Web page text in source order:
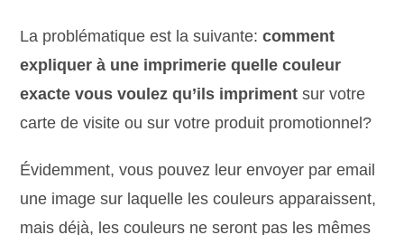
La problématique est la suivante:comment
expliquer à une imprimerie quelle couleur
exacte vous voulez qu’ils impriment sur votre
carte de visite ou sur votre produit promotionnel?
Évidemment, vous pouvez leur envoyer par email
une image sur laquelle les couleurs apparaissent,
mais déjà, les couleurs ne seront pas les mêmes